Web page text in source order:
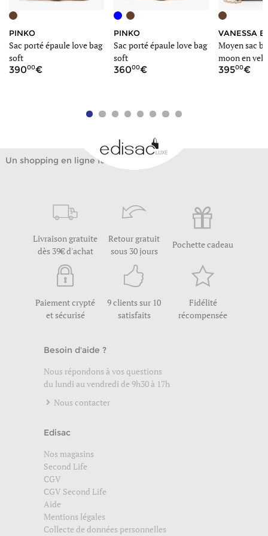
PINKO
Sac porté épaule love bag
soft
39000
PINKO
Sac porté épaule love bag
soft
36000
VANESSA
Moyen sac
moon en
39500
Un shopping en ligne facile
Livraison gratuite
dès 39€ d'achat
Retour gratuit
sous 30 jours
Pochette cadeau
Paiement crypté
et sécurisé
9 clients sur 10
satisfaits
Fidélité
récompensée
Besoin d'aide ?
Nous répondons à vos questions
du lundi au vendredi de 9h30 à 17h
Nous contacter
Edisac
Nos magasins
Second Life
CGV
CGV Second Life
Aide
Mentions légales
Collecte de données personnelles